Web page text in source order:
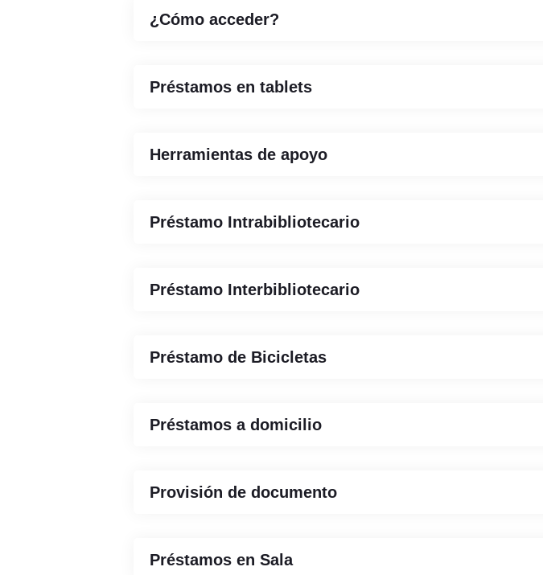
¿Cómo acceder?
Préstamos en tablets
Herramientas de apoyo
Préstamo Intrabibliotecario
Préstamo Interbibliotecario
Préstamo de Bicicletas
Préstamos a domicilio
Provisión de documento
Préstamos en Sala